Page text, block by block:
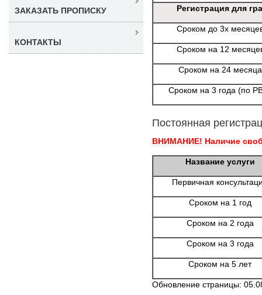
Регистрация для
Сроком до 3х
Сроком на 12
Сроком на 24 месяца
Сроком на 3 года (по
Постоянная
ВНИМАНИЕ! Наличие
Название услуги
Первичная
Сроком на 1 год
Сроком на 2 года
Сроком на 3 года
Сроком на 5 лет
Обновление страницы:
ЗАКАЗАТЬ ПРОПИСКУ
КОНТАКТЫ